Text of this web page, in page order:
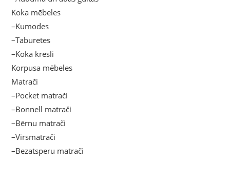
Koka mēbeles
–Kumodes
–Taburetes
–Koka krēsli
Korpusa mēbeles
Matrači
–Pocket matrači
–Bonnell matrači
–Bērnu matrači
–Virsmatrači
–Bezatsperu matrači